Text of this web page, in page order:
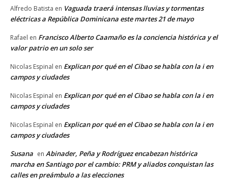
Alfredo Batista en Vaguada traerá intensas lluvias y tormentas
eléctricas a República Dominicana este martes 21 de mayo
Rafael en Francisco Alberto Caamaño es la conciencia histórica y el
valor patrio en un solo ser
Nicolas Espinal en Explican por qué en el Cibao se habla con la i en
campos y ciudades
Nicolas Espinal en Explican por qué en el Cibao se habla con la i en
campos y ciudades
Nicolas Espinal en Explican por qué en el Cibao se habla con la i en
campos y ciudades
Susana en Abinader, Peña y Rodríguez encabezan histórica
marcha en Santiago por el cambio: PRM y aliados conquistan las
calles en preámbulo a las elecciones